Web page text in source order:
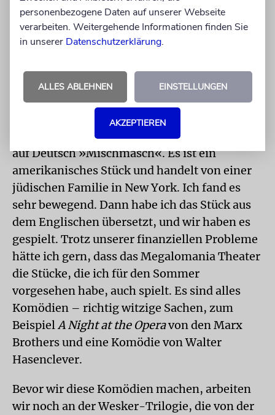
dass sie menschlich umgänglich sind. Mit
denjenigen, die ins Theater kommen, um dort
zu arbeiten, will ich schließlich gern etwas
etwas auf die Beine stellen möchte, dann lasse
ich ihn machen.
Eines der besten Theaterstücke, die meine
Frau und ich in London gesehen hatten, heißt
auf Deutsch »Mischmasch«. Es ist ein
amerikanisches Stück und handelt von einer
jüdischen Familie in New York. Ich fand es
sehr bewegend. Dann habe ich das Stück aus
dem Englischen übersetzt, und wir haben es
gespielt. Trotz unserer finanziellen Probleme
hätte ich gern, dass das Megalomania Theater
die Stücke, die ich für den Sommer
vorgesehen habe, auch spielt. Es sind alles
Komödien – richtig witzige Sachen, zum
Beispiel A Night at the Operavon den Marx
Brothers und eine Komödie von Walter
Hasenclever.
Bevor wir diese Komödien machen, arbeiten
wir noch an der Wesker-Trilogie, die von der
personenbezogene Daten auf unserer Webseite
verarbeiten. Weitergehende Informationen finden Sie
in unserer Datenschutzerklärung.
ALLES ABLEHNEN EINSTELLUNGEN
AKZEPTIEREN